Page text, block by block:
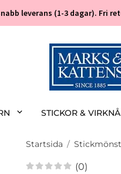
leverans (1-3 dagar). Fri
STICKOR &
Startsida /
(0)